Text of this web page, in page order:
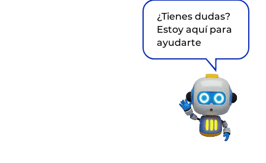
¿Tienes dudas?
Estoy aquí para
ayudarte